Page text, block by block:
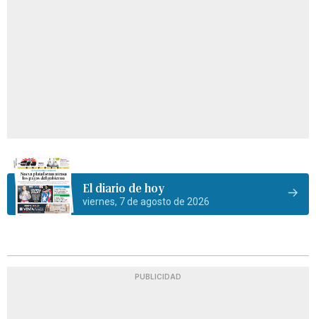
El diario de hoy
viernes, 7 de agosto de 2026
PUBLICIDAD